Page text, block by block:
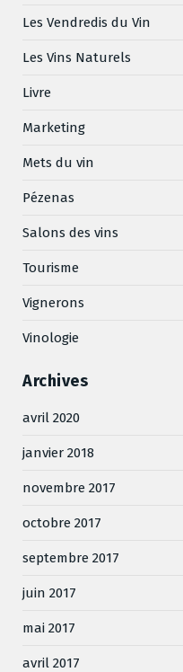
Les Vendredis du Vin
Les Vins Naturels
Livre
Marketing
Mets du vin
Pézenas
Salons des vins
Tourisme
Vignerons
Vinologie
Archives
avril 2020
janvier 2018
novembre 2017
octobre 2017
septembre 2017
juin 2017
mai 2017
avril 2017